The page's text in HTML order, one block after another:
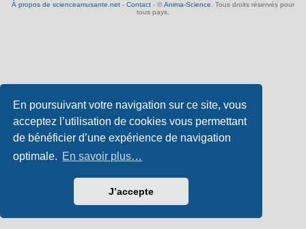
En poursuivant votre navigation sur ce site, vous
acceptez l’utilisation de cookies vous permettant
de bénéficier d’une expérience de navigation
optimale. En savoir plus…
J’accepte
À propos de scienceamusante.net - Contact - © Anima-Science . Tous droits réservés pour
tous pays.